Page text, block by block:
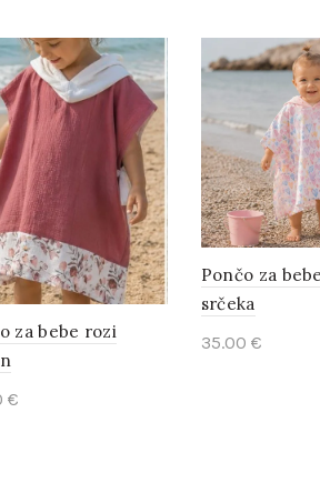
za bebe rozi
€
Pončo za
srčeka
35.00 €